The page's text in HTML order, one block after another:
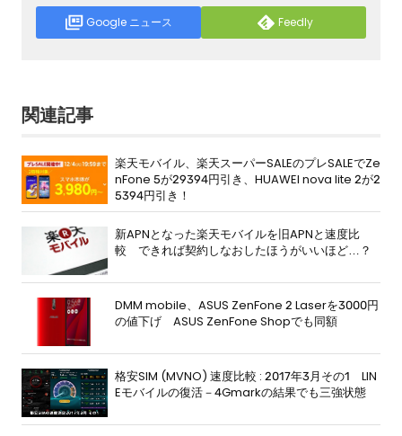
Google ニュース Feedly
関連記事
楽天モバイル、楽天スーパーSALEのプレSALEでZe
nFone 5が29394円引き、HUAWEI nova lite 2が2
5394円引き！
新APNとなった楽天モバイルを旧APNと速度比
較 できれば契約しなおしたほうがいいほど…？
DMM mobile、ASUS ZenFone 2 Laserを3000円
の値下げ ASUS ZenFone Shopでも同額
格安SIM (MVNO) 速度比較 : 2017年3月その1 LIN
Eモバイルの復活－4Gmarkの結果でも三強状態